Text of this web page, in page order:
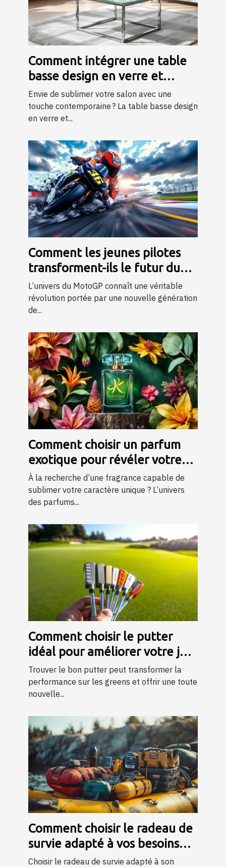
Comment intégrer une table
basse design en verre et
métal dans votre salon ?
Envie de sublimer votre salon avec une
touche contemporaine ? La table basse design
en verre et...
Comment les jeunes pilotes
transforment-ils le futur du
MotoGP ?
L’univers du MotoGP connaît une véritable
révolution portée par une nouvelle génération
de...
Comment choisir un parfum
exotique pour révéler votre
personnalité?
À la recherche d’une fragrance capable de
sublimer votre caractère unique ? L’univers
des parfums...
Comment choisir le putter
idéal pour améliorer votre jeu
?
Trouver le bon putter peut transformer la
performance sur les greens et offrir une toute
nouvelle...
Comment choisir le radeau de
survie adapté à vos besoins
professionnels ?
Choisir le radeau de survie adapté à son